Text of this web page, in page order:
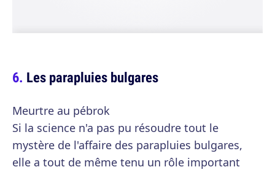
Les parapluies bulgares
Meurtre au pébrok
Si la science n'a pas pu résoudre tout le
mystère de l'affaire des parapluies bulgares,
elle a tout de même tenu un rôle important